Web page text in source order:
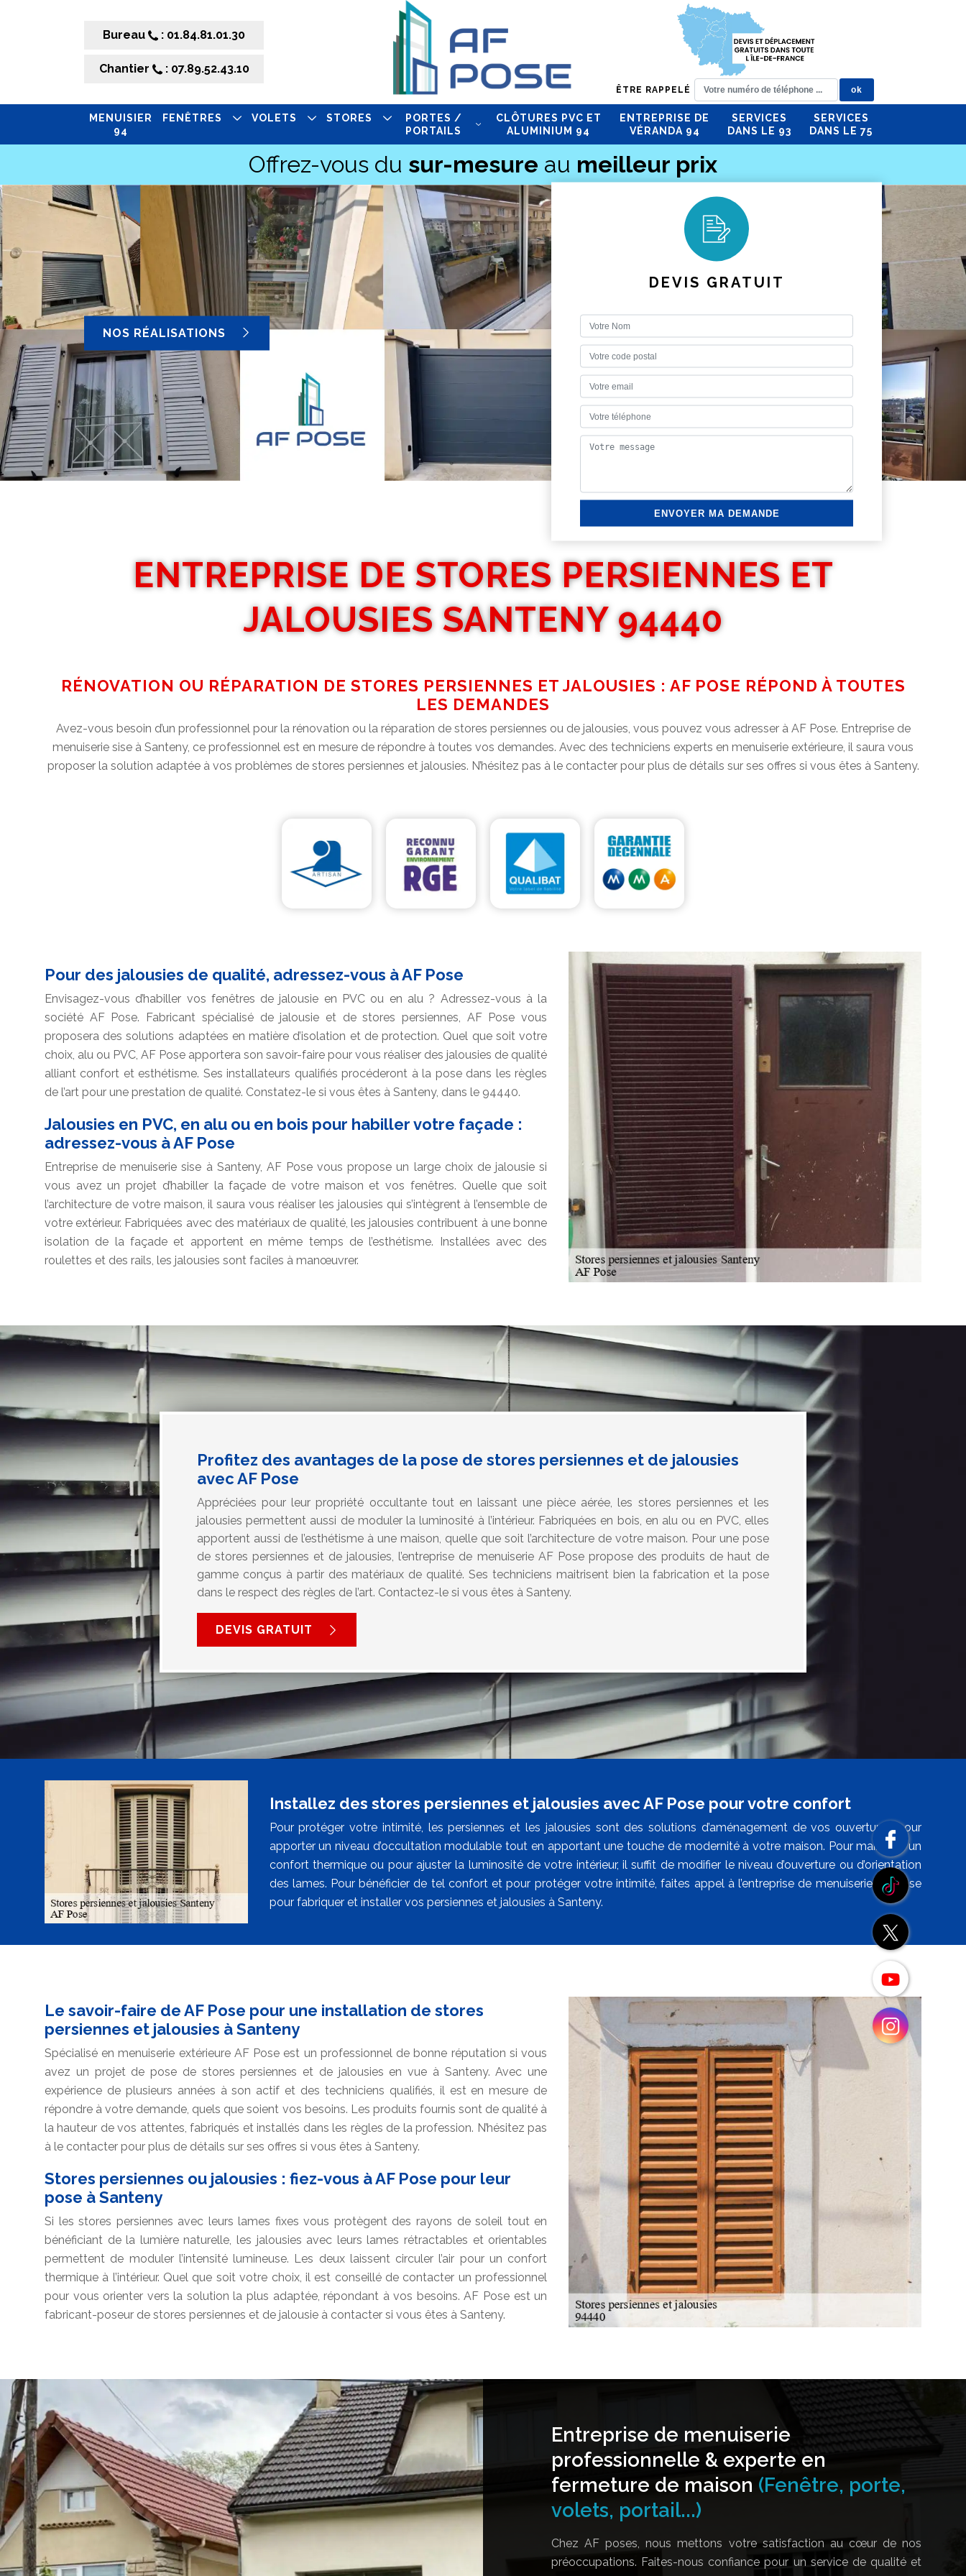
Bureau : 01.84.81.01.30
Chantier : 07.89.52.43.10
ÊTRE RAPPELÉ
MENUISIER
94
FENÊTRES VOLETS STORES
PORTES /
PORTAILS
CLÔTURES PVC ET
ALUMINIUM 94
ENTREPRISE DE
VÉRANDA 94
SERVICES
DANS LE 93
SERVICES
DANS LE 75
Offrez-vous du sur-mesure au meilleur prix
NOS RÉALISATIONS
DEVIS GRATUIT
ENTREPRISE DE STORES PERSIENNES ET
JALOUSIES SANTENY 94440
RÉNOVATION OU RÉPARATION DE STORES PERSIENNES ET JALOUSIES : AF POSE RÉPOND À TOUTES
LES DEMANDES
Avez-vous besoin d’un professionnel pour la rénovation ou la réparation de stores persiennes ou de jalousies, vous pouvez vous adresser à AF Pose. Entreprise de
menuiserie sise à Santeny, ce professionnel est en mesure de répondre à toutes vos demandes. Avec des techniciens experts en menuiserie extérieure, il saura vous
proposer la solution adaptée à vos problèmes de stores persiennes et jalousies. N’hésitez pas à le contacter pour plus de détails sur ses offres si vous êtes à Santeny.
Pour des jalousies de qualité, adressez-vous à AF Pose
Envisagez-vous d’habiller vos fenêtres de jalousie en PVC ou en alu ? Adressez-vous à la
société AF Pose. Fabricant spécialisé de jalousie et de stores persiennes, AF Pose vous
proposera des solutions adaptées en matière d’isolation et de protection. Quel que soit votre
choix, alu ou PVC, AF Pose apportera son savoir-faire pour vous réaliser des jalousies de qualité
alliant confort et esthétisme. Ses installateurs qualifiés procéderont à la pose dans les règles
de l’art pour une prestation de qualité. Constatez-le si vous êtes à Santeny, dans le 94440.
Jalousies en PVC, en alu ou en bois pour habiller votre façade :
adressez-vous à AF Pose
Entreprise de menuiserie sise à Santeny, AF Pose vous propose un large choix de jalousie si
vous avez un projet d’habiller la façade de votre maison et vos fenêtres. Quelle que soit
l’architecture de votre maison, il saura vous réaliser les jalousies qui s’intègrent à l’ensemble de
votre extérieur. Fabriquées avec des matériaux de qualité, les jalousies contribuent à une bonne
isolation de la façade et apportent en même temps de l’esthétisme. Installées avec des
roulettes et des rails, les jalousies sont faciles à manœuvrer.
Profitez des avantages de la pose de stores persiennes et de jalousies
avec AF Pose
Appréciées pour leur propriété occultante tout en laissant une pièce aérée, les stores persiennes et les
jalousies permettent aussi de moduler la luminosité à l’intérieur. Fabriquées en bois, en alu ou en PVC, elles
apportent aussi de l’esthétisme à une maison, quelle que soit l’architecture de votre maison. Pour une pose
de stores persiennes et de jalousies, l’entreprise de menuiserie AF Pose propose des produits de haut de
gamme conçus à partir des matériaux de qualité. Ses techniciens maitrisent bien la fabrication et la pose
dans le respect des règles de l’art. Contactez-le si vous êtes à Santeny.
DEVIS GRATUIT
Installez des stores persiennes et jalousies avec AF Pose pour votre confort
Pour protéger votre intimité, les persiennes et les jalousies sont des solutions d’aménagement de vos ouvertures pour
apporter un niveau d’occultation modulable tout en apportant une touche de modernité à votre maison. Pour maintenir un
confort thermique ou pour ajuster la luminosité de votre intérieur, il suffit de modifier le niveau d’ouverture ou d’orientation
des lames. Pour bénéficier de tel confort et pour protéger votre intimité, faites appel à l’entreprise de menuiserie AF Pose
pour fabriquer et installer vos persiennes et jalousies à Santeny.
Le savoir-faire de AF Pose pour une installation de stores
persiennes et jalousies à Santeny
Spécialisé en menuiserie extérieure AF Pose est un professionnel de bonne réputation si vous
avez un projet de pose de stores persiennes et de jalousies en vue à Santeny. Avec une
expérience de plusieurs années à son actif et des techniciens qualifiés, il est en mesure de
répondre à votre demande, quels que soient vos besoins. Les produits fournis sont de qualité à
la hauteur de vos attentes, fabriqués et installés dans les règles de la profession. N’hésitez pas
à le contacter pour plus de détails sur ses offres si vous êtes à Santeny.
Stores persiennes ou jalousies : fiez-vous à AF Pose pour leur
pose à Santeny
Si les stores persiennes avec leurs lames fixes vous protègent des rayons de soleil tout en
bénéficiant de la lumière naturelle, les jalousies avec leurs lames rétractables et orientables
permettent de moduler l’intensité lumineuse. Les deux laissent circuler l’air pour un confort
thermique à l’intérieur. Quel que soit votre choix, il est conseillé de contacter un professionnel
pour vous orienter vers la solution la plus adaptée, répondant à vos besoins. AF Pose est un
fabricant-poseur de stores persiennes et de jalousie à contacter si vous êtes à Santeny.
Entreprise de menuiserie
professionnelle & experte en
fermeture de maison (Fenêtre, porte,
volets, portail...)
Chez AF poses, nous mettons votre satisfaction au cœur de nos
préoccupations. Faites-nous confiance pour un service de qualité et